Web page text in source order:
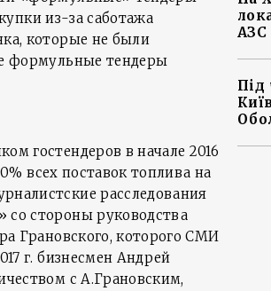
из-за саботажа
которые не были
формульные тендеры
гостендеров в начале 2016
всех поставок топлива на
расследования
стороны руководства
Грановского, которого СМИ
г. бизнесмен Андрей
с А.Грановским,
АЗС
Під